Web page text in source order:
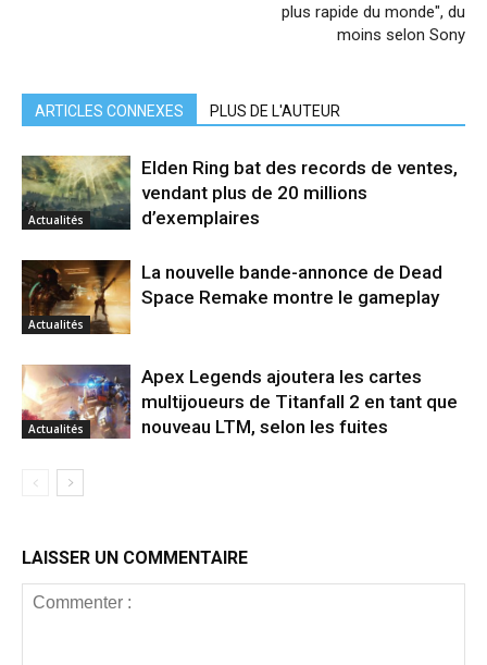
plus rapide du monde", du
moins selon Sony
ARTICLES CONNEXES PLUS DE L'AUTEUR
Actualités
Elden Ring bat des records de ventes,
vendant plus de 20 millions
d’exemplaires
Actualités
La nouvelle bande-annonce de Dead
Space Remake montre le gameplay
Actualités
Apex Legends ajoutera les cartes
multijoueurs de Titanfall 2 en tant que
nouveau LTM, selon les fuites
LAISSER UN COMMENTAIRE